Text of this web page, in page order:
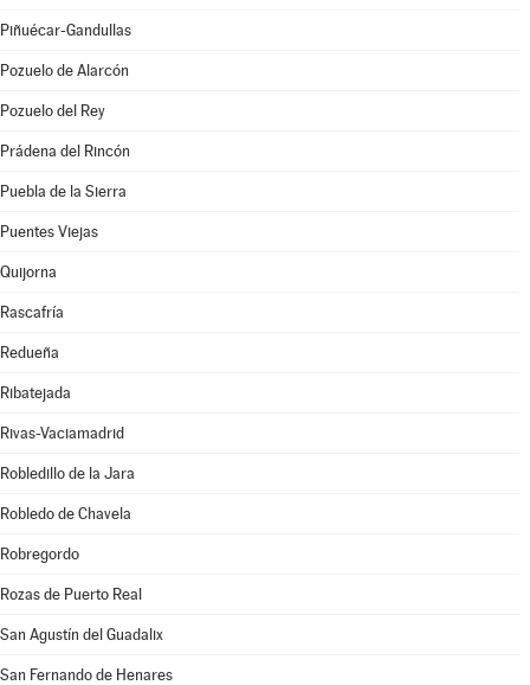
Piñuécar-Gandullas
Pozuelo de Alarcón
Pozuelo del Rey
Prádena del Rincón
Puebla de la Sierra
Puentes Viejas
Quijorna
Rascafría
Redueña
Ribatejada
Rivas-Vaciamadrid
Robledillo de la Jara
Robledo de Chavela
Robregordo
Rozas de Puerto Real
San Agustín del Guadalix
San Fernando de Henares